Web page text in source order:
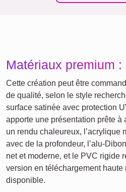
Matériaux premium :
Cette création peut être
de qualité, selon le style
surface satinée avec protection
apporte une présentation prête à
un rendu chaleureux, l’acrylique
avec de la profondeur, l’alu-
net et moderne, et le PVC rigide
version en téléchargement
disponible.